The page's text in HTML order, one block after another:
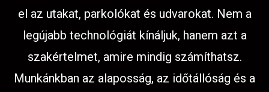
el az utakat, parkolókat és udvarokat. Nem a
legújabb technológiát kínáljuk, hanem azt a
szakértelmet, amire mindig számíthatsz.
Munkánkban az alaposság, az időtállóság és a